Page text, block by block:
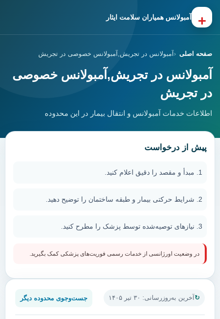
+ آمبولانس همیاران سلامت ایثار
صفحه اصلی آمبولانس در تجریش,آمبولانس خصوصی در تجریش
آمبولانس در تجریش,آمبولانس خصوصی
در تجریش
اطلاعات خدمات آمبولانس و انتقال بیمار در این محدوده
آخرین به‌روزرسانی: ۳۰ تیر ۱۴۰۵ جست‌وجوی محدوده دیگر
پیش از درخواست
مبدأ و مقصد را دقیق اعلام کنید.
شرایط حرکتی بیمار و طبقه ساختمان را توضیح دهید.
نیازهای توصیه‌شده توسط پزشک را مطرح کنید.
در وضعیت اورژانسی از خدمات رسمی فوریت‌های پزشکی کمک بگیرید.